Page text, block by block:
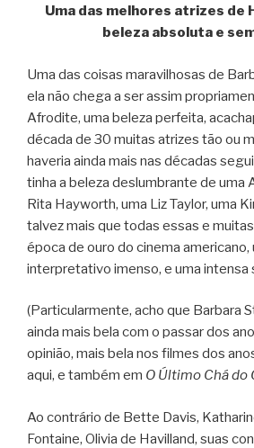
Uma das melhores atrizes de
beleza absoluta e
Uma das coisas maravilhosas de
ela não chega a ser assim
Afrodite, uma beleza perfeita,
década de 30 muitas atrizes tão ou
haveria ainda mais nas décadas
tinha a beleza deslumbrante de uma
Rita Hayworth, uma Liz Taylor, uma
talvez mais que todas essas e
época de ouro do cinema americano,
interpretativo imenso, e uma intensa
(Particularmente, acho que Barbara
ainda mais bela com o passar dos
opinião, mais bela nos filmes dos
aqui, e também em O Último Chá do
Ao contrário de Bette Davis,
Fontaine, Olivia de Havilland, suas